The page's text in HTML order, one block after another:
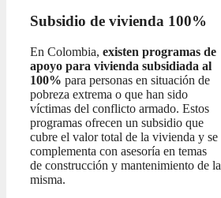
Subsidio de vivienda 100%
En Colombia, existen programas de
apoyo para vivienda subsidiada al
100% para personas en situación de
pobreza extrema o que han sido
víctimas del conflicto armado. Estos
programas ofrecen un subsidio que
cubre el valor total de la vivienda y se
complementa con asesoría en temas
de construcción y mantenimiento de la
misma.